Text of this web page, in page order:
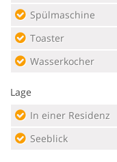
Spülmaschine
Toaster
Wasserkocher
Lage
In einer Residenz
Seeblick